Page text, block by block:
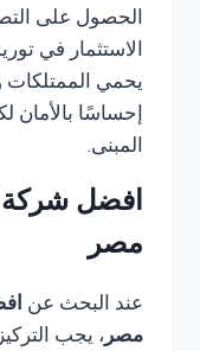
الحصول على
الاستثمار في
يحمي الممتلكات
إحساسًا
المبنى.
افضل شركة
مصر
عند البحث عن
مصر، يجب